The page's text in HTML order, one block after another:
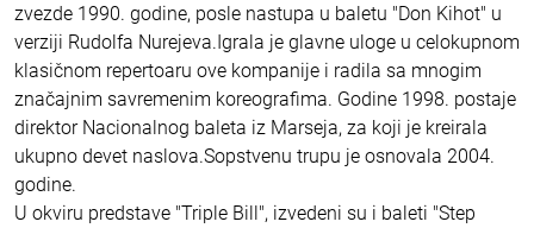
zvezde 1990. godine, posle nastupa u baletu "Don Kihot" u
verziji Rudolfa Nurejeva.Igrala je glavne uloge u celokupnom
klasičnom repertoaru ove kompanije i radila sa mnogim
značajnim savremenim koreografima. Godine 1998. postaje
direktor Nacionalnog baleta iz Marseja, za koji je kreirala
ukupno devet naslova.Sopstvenu trupu je osnovala 2004.
godine.
U okviru predstave "Triple Bill", izvedeni su i baleti "Step